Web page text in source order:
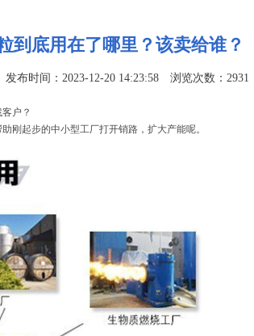
到底用在了哪里？该卖给谁？
布时间：2023-12-20 14:23:58 浏览次数：2931
户？
刚起步的中小型工厂打开销路，扩大产能呢。